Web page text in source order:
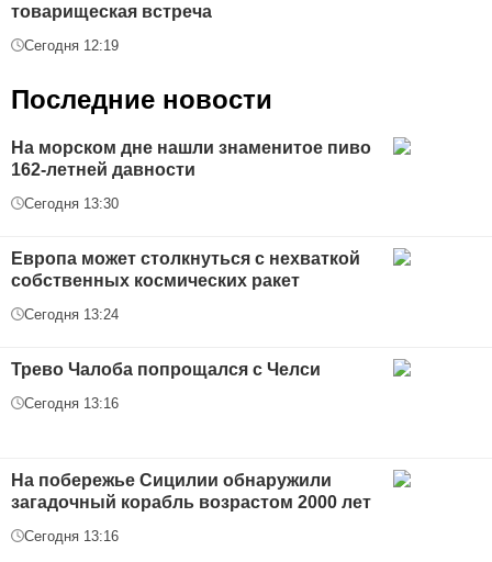
товарищеская встреча
Сегодня 12:19
Последние новости
На морском дне нашли знаменитое пиво
162-летней давности
Сегодня 13:30
Европа может столкнуться с нехваткой
собственных космических ракет
Сегодня 13:24
Трево Чалоба попрощался с Челси
Сегодня 13:16
На побережье Сицилии обнаружили
загадочный корабль возрастом 2000 лет
Сегодня 13:16